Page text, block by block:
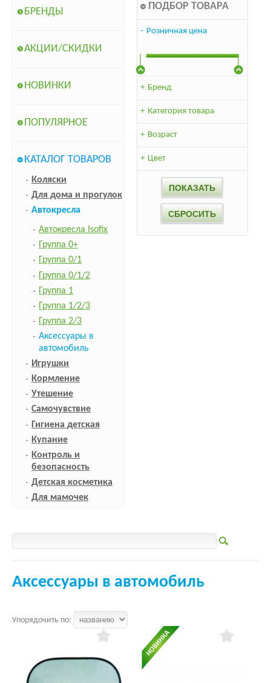
БРЕНДЫ
АКЦИИ/СКИДКИ
НОВИНКИ
ПОПУЛЯРНОЕ
КАТАЛОГ ТОВАРОВ
Коляски
Для дома и прогулок
Автокресла
Автокресла Isofix
Группа 0+
Группа 0/1
Группа 0/1/2
Группа 1
Группа 1/2/3
Группа 2/3
Аксессуары в
автомобиль
Игрушки
Кормление
Утешение
Самочувствие
Гигиена детская
Купание
Контроль и
безопасность
Детская косметика
Для мамочек
ПОДБОР ТОВАРА
- Розничная цена
+ Бренд
+ Категория товара
+ Возраст
+ Цвет
Аксессуары в автомобиль
Упорядочить по: